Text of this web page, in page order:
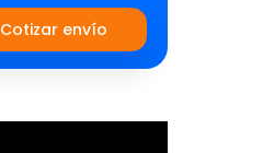
Cotizar envío